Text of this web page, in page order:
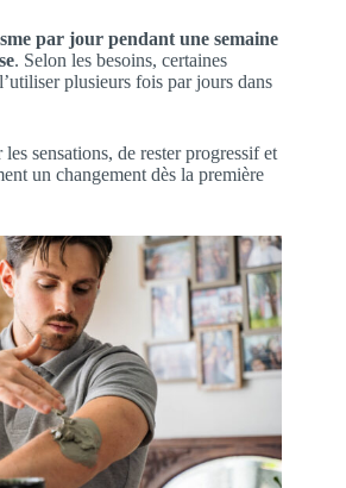
par jour pendant une semaine
. Selon les besoins, certaines
plusieurs fois par jours dans
les sensations, de rester progressif et
un changement dès la première